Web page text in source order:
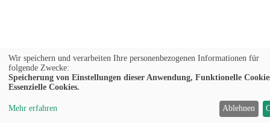
Wir speichern und verarbeiten Ihre personenbezogenen Informationen für
folgende Zwecke:
Speicherung von Einstellungen dieser Anwendung, Funktionelle
Essenzielle Cookies.
Mehr erfahren Ablehnen